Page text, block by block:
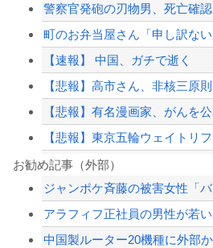
警察官発砲の刃物男、死亡確認
【速報】 中国、ガチで逝く
お勧め記事（外部）